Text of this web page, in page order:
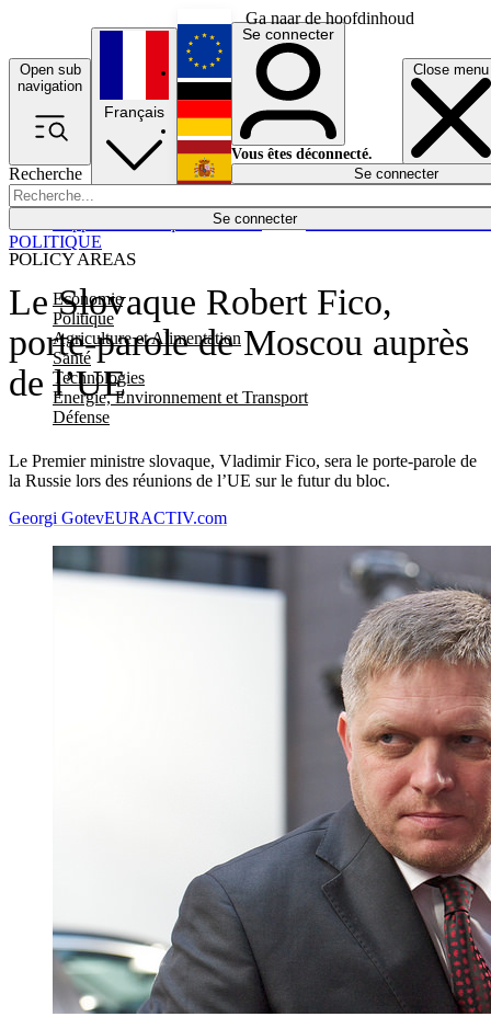
Ga naar de hoofdinhoud
Open sub
navigation
Close menu
Recherche
Se connecter
POLICY AREAS
Economie
Politique
Agriculture et Alimentation
Santé
Technologies
Energie, Environnement et Transport
Défense
Économie
Français
English
Deutsch
Español
Se connecter
Vous êtes déconnecté.
Se connecter
Le Slovaque Robert Fico,
porte-parole de Moscou auprès
de l’UE
Le Premier ministre slovaque, Vladimir Fico, sera le porte-parole de
la Russie lors des réunions de l’UE sur le futur du bloc.
POLITIQUE
Georgi GotevEURACTIV.com